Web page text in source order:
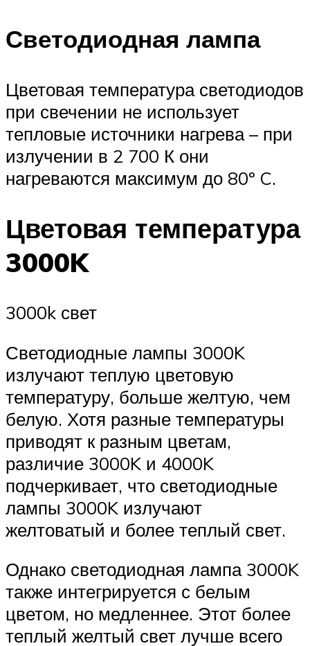
Светодиодная лампа
Цветовая температура светодиодов
при свечении не использует
тепловые источники нагрева – при
излучении в 2 700 К они
нагреваются максимум до 80º C.
Цветовая температура
3000K
3000k свет
Светодиодные лампы 3000K
излучают теплую цветовую
температуру, больше желтую, чем
белую. Хотя разные температуры
приводят к разным цветам,
различие 3000K и 4000K
подчеркивает, что светодиодные
лампы 3000K излучают
желтоватый и более теплый свет.
Однако светодиодная лампа 3000K
также интегрируется с белым
цветом, но медленнее. Этот более
теплый желтый свет лучше всего